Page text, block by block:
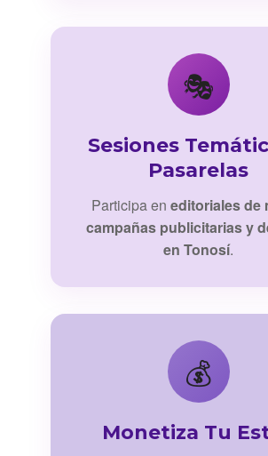
🎭
Sesiones
Pasarelas
Participa en editoriales de
campañas publicitarias y
en Tonosí.
💰
Monetiza Tu